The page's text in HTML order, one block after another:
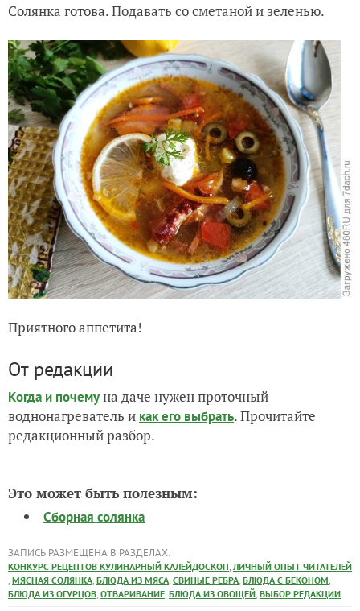
Солянка готова. Подавать со сметаной и зеленью.
Приятного аппетита!
От редакции
Когда и почемуна даче нужен проточный
воднонагреватель и как его выбрать. Прочитайте
редакционный разбор.
Это может быть полезным:
Сборная солянка
ЗАПИСЬ РАЗМЕЩЕНА В РАЗДЕЛАХ:
КОНКУРС РЕЦЕПТОВ КУЛИНАРНЫЙ КАЛЕЙДОСКОП, ЛИЧНЫЙ ОПЫТ ЧИТАТЕЛЕЙ
, МЯСНАЯ СОЛЯНКА, БЛЮДА ИЗ МЯСА, СВИНЫЕ РЁБРА, БЛЮДА С БЕКОНОМ,
БЛЮДА ИЗ ОГУРЦОВ, ОТВАРИВАНИЕ, БЛЮДА ИЗ ОВОЩЕЙ, ВЫБОР РЕДАКЦИИ